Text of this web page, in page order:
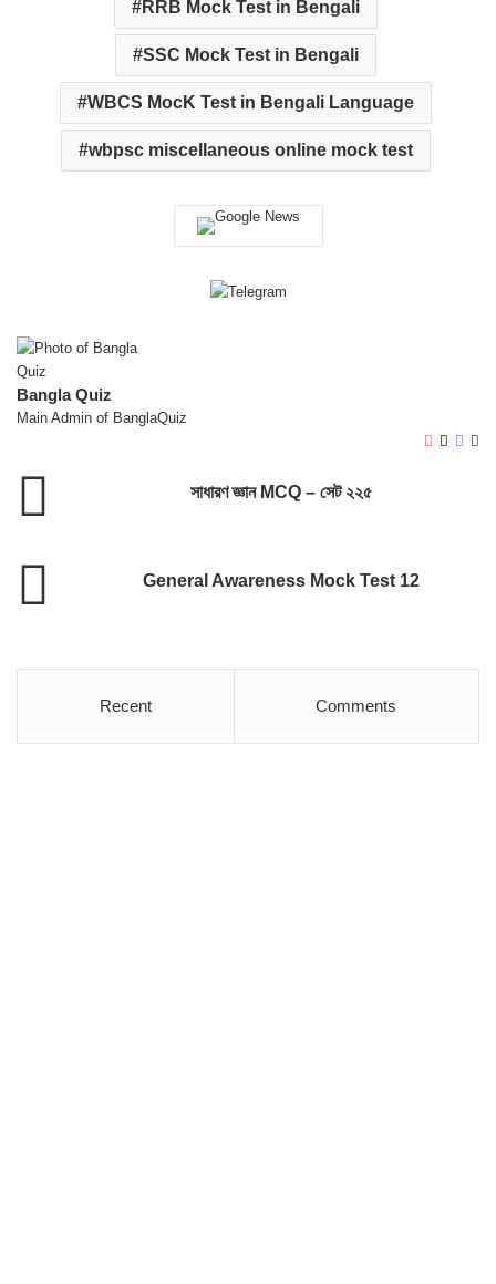
RRB Mock Test in Bengali
SSC Mock Test in Bengali
WBCS MocK Test in Bengali Language
wbpsc miscellaneous online mock test
Bangla Quiz
Main Admin of BanglaQuiz
X
YouTube
সাধারণ জ্ঞান MCQ – সেট ২২৫
Awareness
General Awareness Mock Test 12
Recent Comments